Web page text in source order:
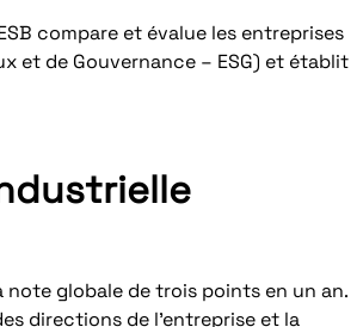
compare et évalue les entreprises
et de Gouvernance – ESG) et établit
note globale de trois points en un an.
directions de l’entreprise et la